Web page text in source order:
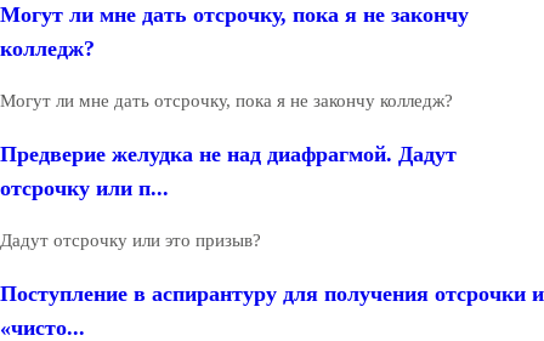
Могут ли мне дать отсрочку, пока я не закончу
колледж?
Могут ли мне дать отсрочку, пока я не закончу колледж?
Предверие желудка не над диафрагмой. Дадут
отсрочку или п...
Дадут отсрочку или это призыв?
Поступление в аспирантуру для получения отсрочки и
«чисто...